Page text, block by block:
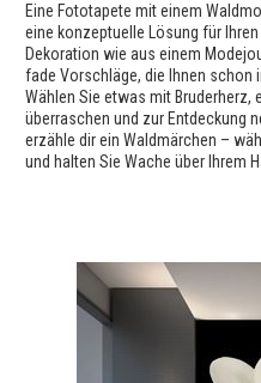
Eine Fototapete mit einem
eine konzeptuelle Lösung für
Dekoration wie aus einem
fade Vorschläge, die Ihnen schon
Wählen Sie etwas mit Bruderherz,
überraschen und zur Entdeckung
erzähle dir ein Waldmärchen –
und halten Sie Wache über Ihrem